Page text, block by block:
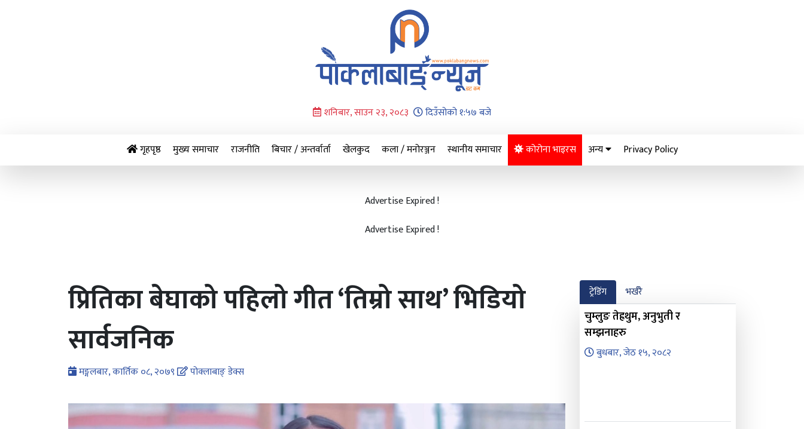
शनिबार, साउन २३, २०८३ दिउँसोको १:५७ बजे
गृहपृष्ठ मुख्य समाचार राजनीति बिचार / अन्तर्वार्ता खेलकुद कला / मनोरञ्जन स्थानीय समाचार कोरोना भाइरस अन्य Privacy Policy
Advertise Expired !
Advertise Expired !
प्रितिका बेघाको पहिलो गीत ‘तिम्रो साथ’ भिडियो
सार्वजनिक
मङ्गलबार, कार्तिक ०८, २०७९ पोक्लाबाङ् डेक्स
ट्रेडिंग भर्खरै
चुम्लुङ तेह्रथुम, अनुभुती र
सम्झनाहरु
बुधबार, जेठ १५, २०८२